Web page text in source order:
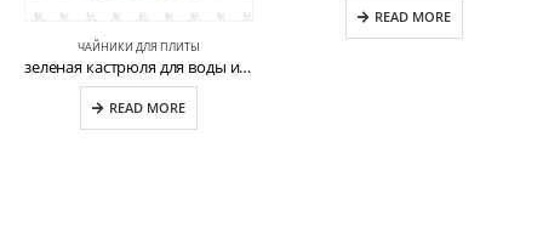
ЧАЙНИКИ ДЛЯ ПЛИТЫ
зеленая кастрюля для воды из нержавеющей стали CW-T034
READ MORE
READ MORE